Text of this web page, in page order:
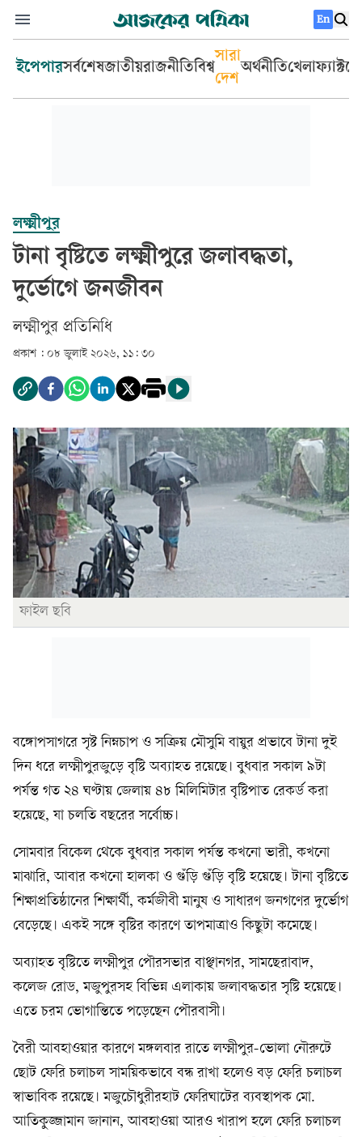
En
ইপেপারসর্বশেষজাতীয়রাজনীতিবিশ্ব
সারা
দেশ
অর্থনীতিখেলা
লক্ষ্মীপুর
টানা বৃষ্টিতে লক্ষ্মীপুরে জলাবদ্ধতা,
দুর্ভোগে জনজীবন
লক্ষ্মীপুর প্রতিনিধি
প্রকাশ : ০৮ জুলাই ২০২৬, ১১: ৩০
ফাইল ছবি
বঙ্গোপসাগরে সৃষ্ট নিম্নচাপ ও সক্রিয় মৌসুমি বায়ুর প্রভাবে টানা দুই
দিন ধরে লক্ষ্মীপুরজুড়ে বৃষ্টি অব্যাহত রয়েছে। বুধবার সকাল ৯টা
পর্যন্ত গত ২৪ ঘণ্টায় জেলায় ৪৮ মিলিমিটার বৃষ্টিপাত রেকর্ড করা
হয়েছে, যা চলতি বছরের সর্বোচ্চ।
সোমবার বিকেল থেকে বুধবার সকাল পর্যন্ত কখনো ভারী, কখনো
মাঝারি, আবার কখনো হালকা ও গুঁড়ি গুঁড়ি বৃষ্টি হয়েছে। টানা বৃষ্টিতে
শিক্ষাপ্রতিষ্ঠানের শিক্ষার্থী, কর্মজীবী মানুষ ও সাধারণ জনগণের দুর্ভোগ
বেড়েছে। একই সঙ্গে বৃষ্টির কারণে তাপমাত্রাও কিছুটা কমেছে।
অব্যাহত বৃষ্টিতে লক্ষ্মীপুর পৌরসভার বাঞ্ছানগর, সামছেরাবাদ,
কলেজ রোড, মজুপুরসহ বিভিন্ন এলাকায় জলাবদ্ধতার সৃষ্টি হয়েছে।
এতে চরম ভোগান্তিতে পড়েছেন পৌরবাসী।
বৈরী আবহাওয়ার কারণে মঙ্গলবার রাতে লক্ষ্মীপুর-ভোলা নৌরুটে
ছোট ফেরি চলাচল সাময়িকভাবে বন্ধ রাখা হলেও বড় ফেরি চলাচল
স্বাভাবিক রয়েছে। মজুচৌধুরীরহাট ফেরিঘাটের ব্যবস্থাপক মো.
আতিকুজ্জামান জানান, আবহাওয়া আরও খারাপ হলে ফেরি চলাচল